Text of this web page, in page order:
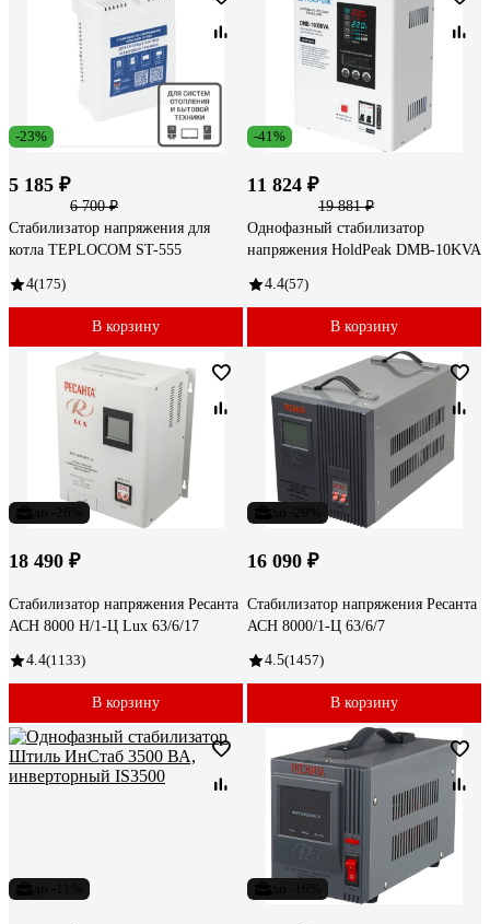
-23%
5 185 ₽
6 700 ₽
Стабилизатор напряжения для
котла TEPLOCOM ST-555
4(175)
В корзину
-41%
11 824 ₽
19 881 ₽
Однофазный стабилизатор
напряжения HoldPeak DMB-10KVA
4.4(57)
В корзину
18 490 ₽
Стабилизатор напряжения Ресанта
АСН 8000 Н/1-Ц Lux 63/6/17
4.4(1133)
В корзину
16 090 ₽
Стабилизатор напряжения Ресанта
АСН 8000/1-Ц 63/6/7
4.5(1457)
В корзину